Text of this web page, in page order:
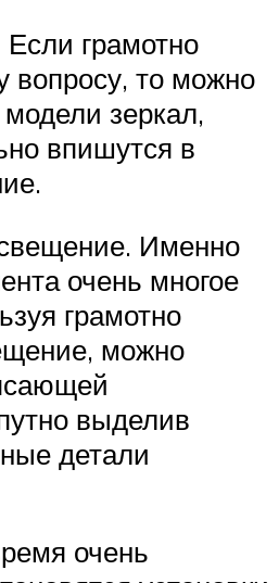
грамотно
вопросу, то можно
зеркал,
впишутся в
Именно
очень многое
грамотно
можно
выделив
детали
очень